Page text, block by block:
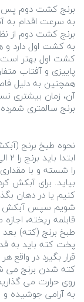
برنج کشت دوم پس
به سرعت اقدام به
برنج کشت دوم از
به کشت اول دارد
کشت اول بهتر است.
پاییزی و آفتاب
همچنین به دلیل
آن، زمان بیشتری
را شسته و با
بیاید. برای آبکش
کنیم یا در دهان
شویم سپس آبکش
قابلمه ریخته،
طبخ برنج (کته)
پخت کته باید به
قرار بگیرد در
کته شدن برنج می
روی حرارت می
به آرامی جوشیده